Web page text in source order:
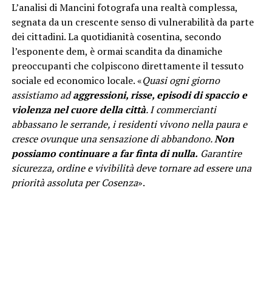
L’analisi di Mancini fotografa una realtà complessa,
segnata da un crescente senso di vulnerabilità da parte
dei cittadini. La quotidianità cosentina, secondo
l’esponente dem, è ormai scandita da dinamiche
preoccupanti che colpiscono direttamente il tessuto
sociale ed economico locale. «Quasi ogni giorno
assistiamo adaggressioni, risse, episodi di spaccio e
violenza nel cuore della città. I commercianti
abbassano le serrande, i residenti vivono nella paura e
cresce ovunque una sensazione di abbandono.Non
possiamo continuare a far finta di nulla. Garantire
sicurezza, ordine e vivibilità deve tornare ad essere una
priorità assoluta per Cosenza».